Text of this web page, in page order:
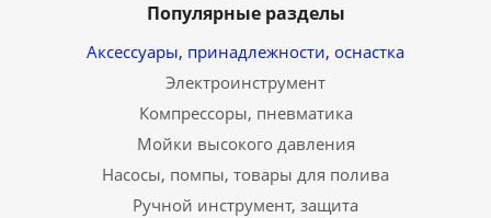
Популярные разделы
Аксессуары, принадлежности, оснастка
Электроинструмент
Компрессоры, пневматика
Мойки высокого давления
Насосы, помпы, товары для полива
Ручной инструмент, защита